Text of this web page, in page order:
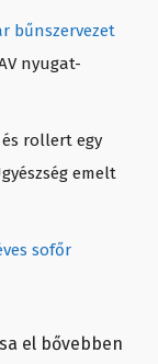
bűnszervezet
nyugat-
rollert egy
emelt
sofőr
el bővebben